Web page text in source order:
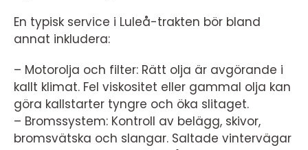
En typisk service i Luleå-trakten bör bland
annat inkludera:
– Motorolja och filter: Rätt olja är avgörande i
kallt klimat. Fel viskositet eller gammal olja kan
göra kallstarter tyngre och öka slitaget.
– Bromssystem: Kontroll av belägg, skivor,
bromsvätska och slangar. Saltade vintervägar